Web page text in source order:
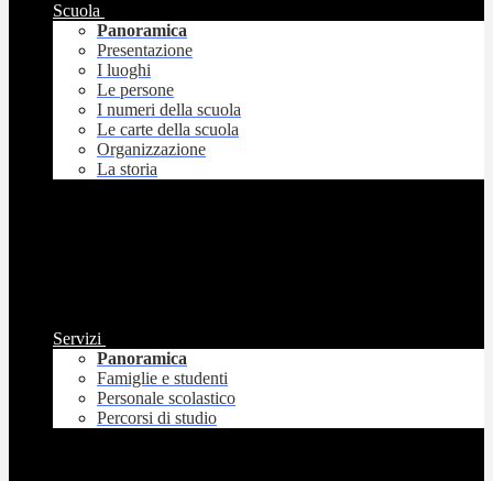
Scuola
Panoramica
Presentazione
I luoghi
Le persone
I numeri della scuola
Le carte della scuola
Organizzazione
La storia
Servizi
Panoramica
Famiglie e studenti
Personale scolastico
Percorsi di studio